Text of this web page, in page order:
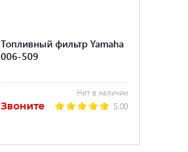
Топливный фильтр Yamaha
006-509
Нет в наличии
Звоните 5.00